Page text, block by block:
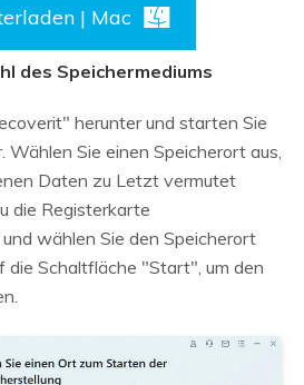
| Mac
des Speichermediums
herunter und starten Sie
Wählen Sie einen Speicherort aus,
Daten zu Letzt vermutet
die Registerkarte
wählen Sie den Speicherort
die Schaltfläche "Start", um den